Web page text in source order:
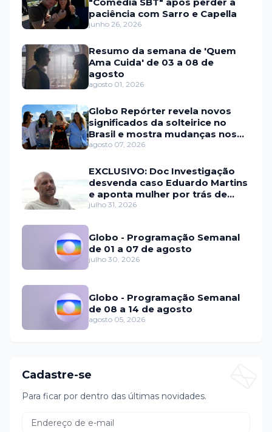
paciência com Sarro e Capella
junho 26, 2026
Resumo da semana de 'Quem
Ama Cuida' de 03 a 08 de
agosto
agosto 01, 2026
Globo Repórter revela novos
significados da solteirice no
Brasil e mostra mudanças nos
relacionamentos
agosto 07, 2026
EXCLUSIVO: Doc Investigação
desvenda caso Eduardo Martins
e aponta mulher por trás de
fraude internacional
julho 31, 2026
Globo - Programação Semanal
de 01 a 07 de agosto
julho 30, 2026
Globo - Programação Semanal
de 08 a 14 de agosto
agosto 05, 2026
Cadastre-se
Para ficar por dentro das últimas novidades.